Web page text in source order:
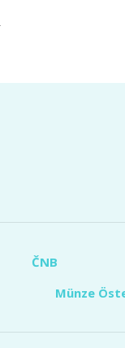
ČNB
Münze